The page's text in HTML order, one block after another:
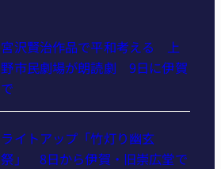
宮沢賢治作品で平和考える 上
野市民劇場が朗読劇 9日に伊賀
で
ライトアップ「竹灯り幽玄
祭」 8日から伊賀・旧崇広堂で